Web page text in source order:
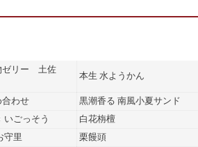
ゼリー 土佐
本生 水ようかん
合わせ 黒潮香る 南風小夏サンド
いごっそう
白花栴檀
守里
栗饅頭